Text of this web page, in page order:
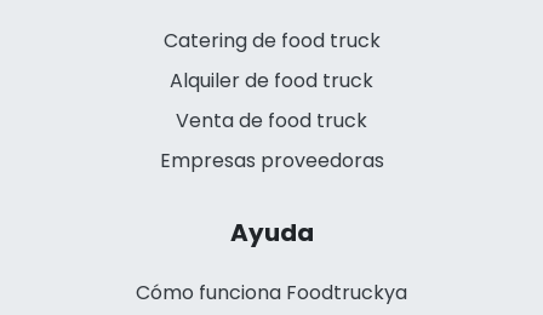
Catering de food truck
Alquiler de food truck
Venta de food truck
Empresas proveedoras
Ayuda
Cómo funciona Foodtruckya